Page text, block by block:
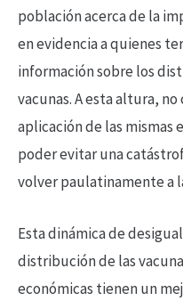
población acerca de la
en evidencia a quienes
información sobre los
vacunas. A esta altura,
aplicación de las mismas
poder evitar una
volver paulatinamente a
Esta dinámica de
distribución de las
económicas tienen un